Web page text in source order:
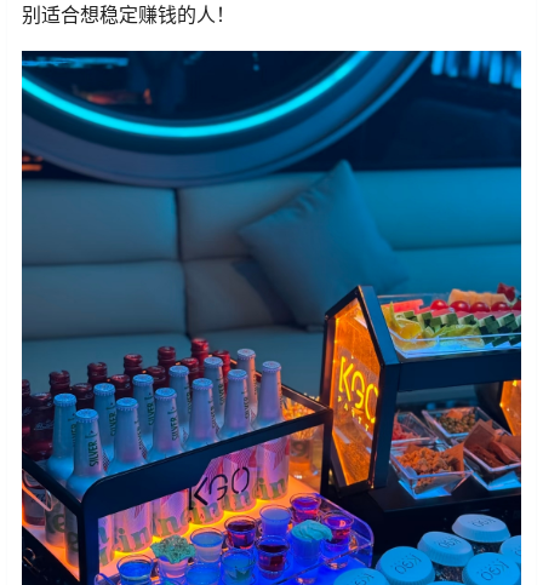
别适合想稳定赚钱的人！